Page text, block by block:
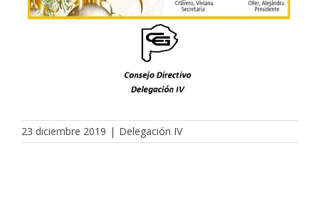
23 diciembre 2019 | Delegación IV